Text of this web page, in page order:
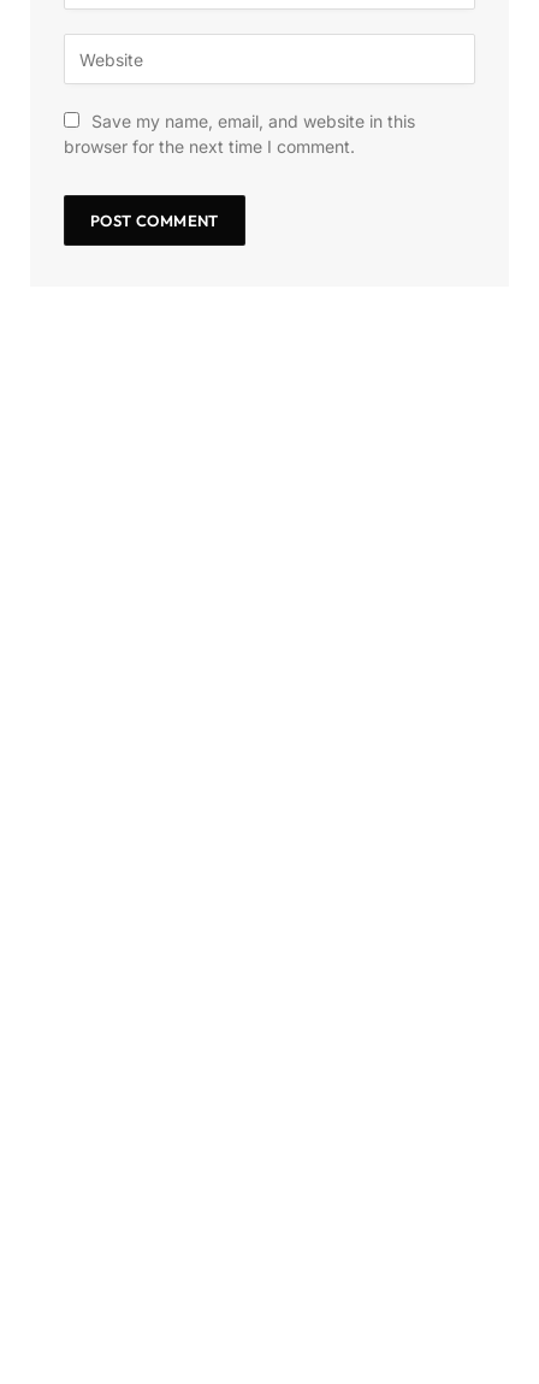
Save my name, email, and website in this
browser for the next time I comment.